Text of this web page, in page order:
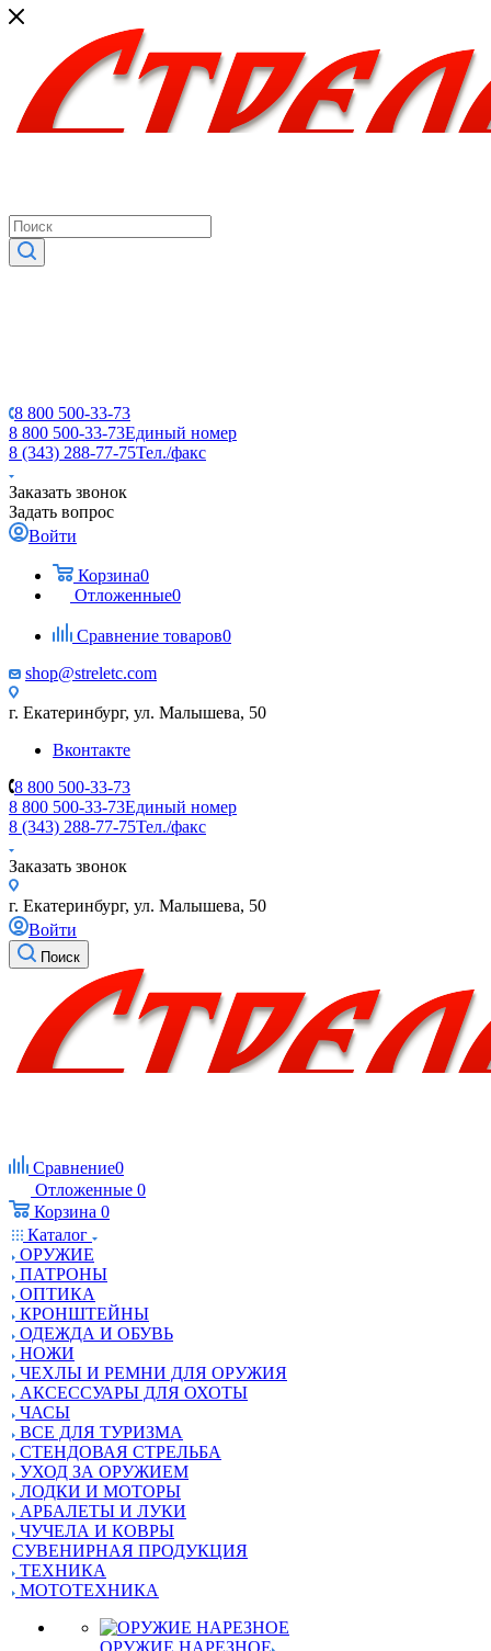
8 800 500-33-73
8 800 500-33-73Единый номер
8 (343) 288-77-75Тел./факс
Заказать звонок
Задать вопрос
Войти
Корзина0
Отложенные0
Сравнение товаров0
shop@streletc.com
г. Екатеринбург, ул. Малышева, 50
Вконтакте
8 800 500-33-73
8 800 500-33-73Единый номер
8 (343) 288-77-75Тел./факс
Заказать звонок
г. Екатеринбург, ул. Малышева, 50
Войти
Поиск
Сравнение0
Отложенные 0
Корзина 0
Каталог
ОРУЖИЕ
ПАТРОНЫ
ОПТИКА
КРОНШТЕЙНЫ
ОДЕЖДА И ОБУВЬ
НОЖИ
ЧЕХЛЫ И РЕМНИ ДЛЯ ОРУЖИЯ
АКСЕССУАРЫ ДЛЯ ОХОТЫ
ЧАСЫ
ВСЕ ДЛЯ ТУРИЗМА
СТЕНДОВАЯ СТРЕЛЬБА
УХОД ЗА ОРУЖИЕМ
ЛОДКИ И МОТОРЫ
АРБАЛЕТЫ И ЛУКИ
ЧУЧЕЛА И КОВРЫ
СУВЕНИРНАЯ ПРОДУКЦИЯ
ТЕХНИКА
МОТОТЕХНИКА
ОРУЖИЕ НАРЕЗНОЕ